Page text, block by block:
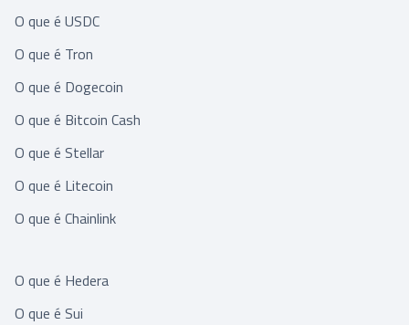
O que é USDC
O que é Tron
O que é Dogecoin
O que é Bitcoin Cash
O que é Stellar
O que é Litecoin
O que é Chainlink
O que é Hedera
O que é Sui